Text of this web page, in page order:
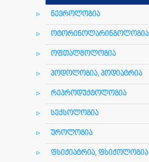
ნევროლოგია
ოტორინოლარინგოლოგია
ოფთალმოლოგია
პოდოლოგია, პოდიატრია
რეპროდუქტოლოგია
სექსოლოგია
უროლოგია
ფსიქიატრია, ფსიქოლოგია